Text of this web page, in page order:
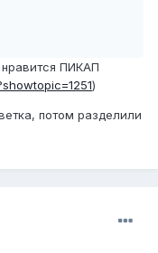
ПИКАП
)
потом разделили